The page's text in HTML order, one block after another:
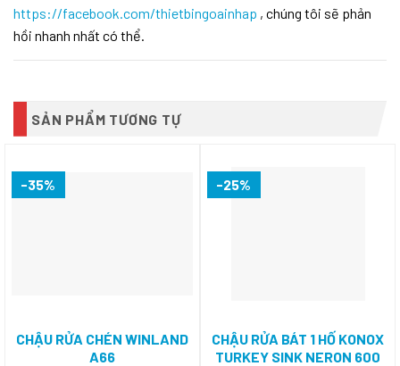
https://facebook.com/thietbingoainhap , chúng tôi sẽ phản
hồi nhanh nhất có thể.
SẢN PHẨM TƯƠNG TỰ
-35%
CHẬU RỬA CHÉN WINLAND
A66
-25%
CHẬU RỬA BÁT 1 HỐ KONOX
TURKEY SINK NERON 600